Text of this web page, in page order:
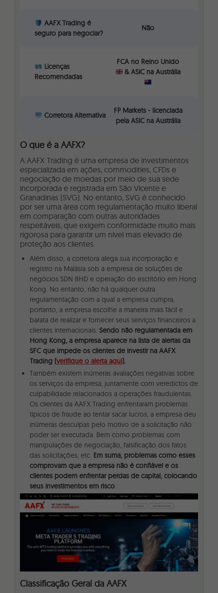
AAFX Trading é
seguro para negociar?
Não
Licenças
Recomendadas
FCA no Reino Unido
& ASIC na Austrália
Corretora Alternativa
FP Markets - licenciada
pela ASIC na Austrália
O que é a AAFX?
A AAFX Trading é uma empresa de investimentos
especializada em ações, commodities, CFDs e
negociação de moedas por meio de sua sede
incorporada e registrada em São Vicente e
Granadinas (SVG). No entanto, SVG é conhecido
por ser uma área com regulamentação muito liberal
em comparação com outras autoridades
respeitáveis, que exigem conformidade muito mais
rigorosa para garantir um nível mais elevado de
proteção aos clientes.
Além disso, a corretora alega sua incorporação e
registro na Malásia sob a empresa de soluções de
negócios SDN BHD e operação do escritório em Hong
Kong. No entanto, não há qualquer outra
regulamentação com a qual a empresa cumpra,
portanto, a empresa escolhe a maneira mais fácil e
barata de realizar e fornecer seus serviços financeiros a
clientes internacionais. Sendo não regulamentada em
Hong Kong, a empresa aparece na lista de alertas da
SFC que impede os clientes de investir na AAFX
Trading (verifique o alerta aqui).
Também existem inúmeras avaliações negativas sobre
os serviços da empresa, juntamente com veredictos de
culpabilidade relacionados a operações fraudulentas.
Os clientes da AAFX Trading enfrentaram problemas
típicos de fraude ao tentar sacar lucros, a empresa deu
inúmeras desculpas pelo motivo de a solicitação não
poder ser executada. Bem como problemas com
manipulações de negociação, falsificação dos fatos
das solicitações, etc. Em suma, problemas como esses
comprovam que a empresa não é confiável e os
clientes podem enfrentar perdas de capital, colocando
seus investimentos em risco.
Classificação Geral da AAFX